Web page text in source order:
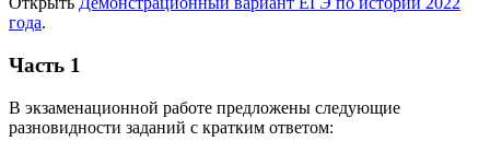
года.
Часть 1
В экзаменационной работе предложены следующие
разновидности заданий с кратким ответом: